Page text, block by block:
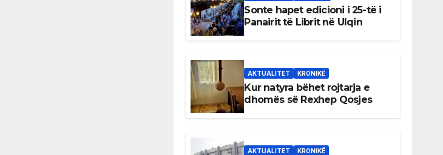
Sonte hapet edicioni i 25-të i
Panairit të Librit në Ulqin
AKTUALITET KRONIKË
Kur natyra bëhet rojtarja e
dhomës së Rexhep Qosjes
AKTUALITET KRONIKË